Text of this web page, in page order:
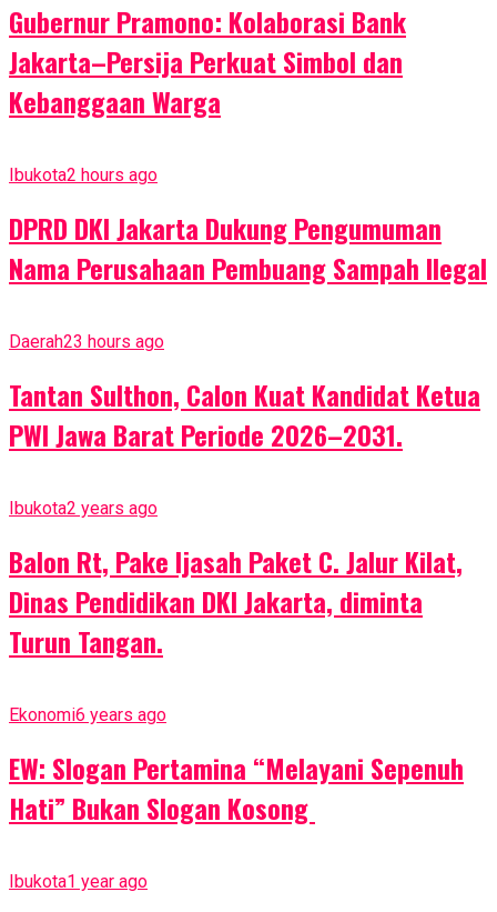
Gubernur Pramono: Kolaborasi Bank
Jakarta–Persija Perkuat Simbol dan
Kebanggaan Warga
Ibukota2 hours ago
DPRD DKI Jakarta Dukung Pengumuman
Nama Perusahaan Pembuang Sampah Ilegal
Daerah23 hours ago
Tantan Sulthon, Calon Kuat Kandidat Ketua
PWI Jawa Barat Periode 2026–2031.
Ibukota2 years ago
Balon Rt, Pake Ijasah Paket C. Jalur Kilat,
Dinas Pendidikan DKI Jakarta, diminta
Turun Tangan.
Ekonomi6 years ago
EW: Slogan Pertamina “Melayani Sepenuh
Hati” Bukan Slogan Kosong
Ibukota1 year ago